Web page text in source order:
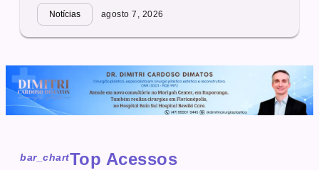
Notícias agosto 7, 2026
bar_chartTop Acessos